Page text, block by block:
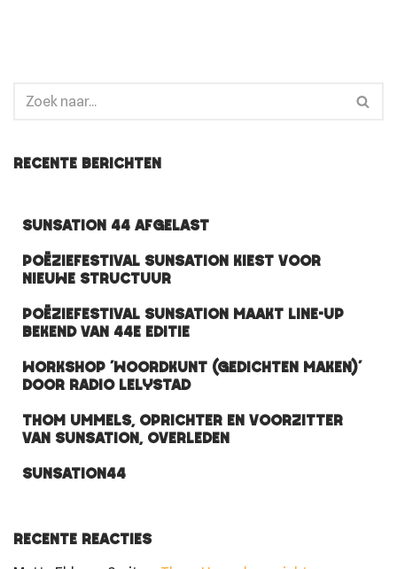
Recente berichten
Sunsation 44 afgelast
Poëziefestival Sunsation kiest voor
nieuwe structuur
Poëziefestival Sunsation maakt line-up
bekend van 44e editie
Workshop ‘Woordkunt (gedichten maken)’
door Radio Lelystad
Thom Ummels, oprichter en voorzitter
van Sunsation, overleden
Sunsation44
Recente reacties